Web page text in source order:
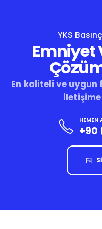
YKS
Emniyet
En kaliteli ve uygun
HEMEN
+90